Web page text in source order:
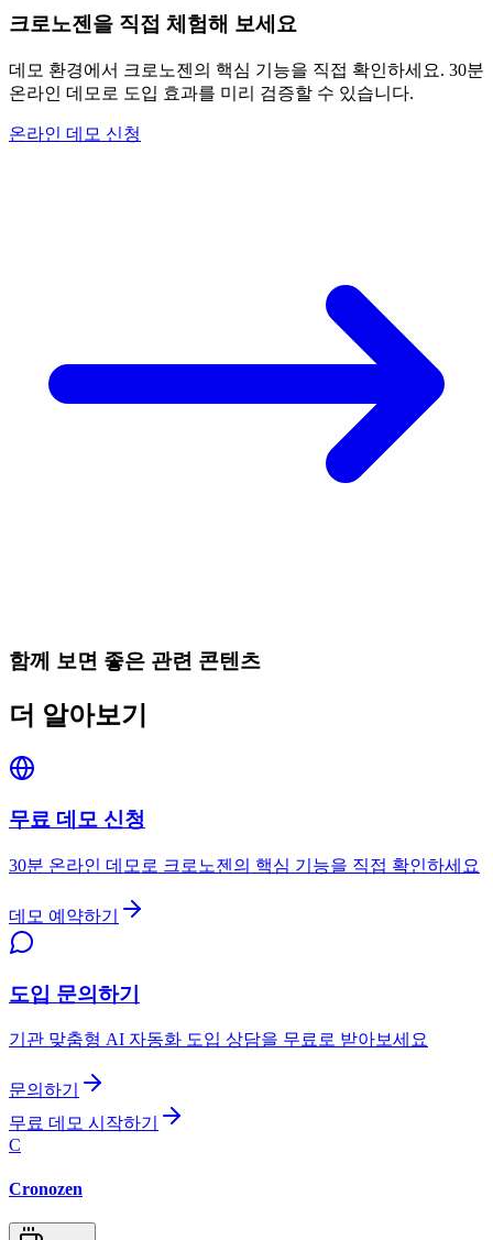
크로노젠을 직접 체험해 보세요
데모 환경에서 크로노젠의 핵심 기능을 직접 확인하세요. 30분
온라인 데모로 도입 효과를 미리 검증할 수 있습니다.
온라인 데모 신청
함께 보면 좋은 관련 콘텐츠
더 알아보기
무료 데모 신청
30분 온라인 데모로 크로노젠의 핵심 기능을 직접 확인하세요
데모 예약하기
도입 문의하기
기관 맞춤형 AI 자동화 도입 상담을 무료로 받아보세요
문의하기
무료 데모 시작하기
C
Cronozen